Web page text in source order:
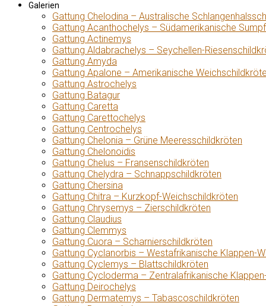
Galerien
Gattung Chelodina – Australische
Gattung Acanthochelys – Südamerikanische
Gattung Actinemys
Gattung Aldabrachelys – Seychellen-
Gattung Amyda
Gattung Apalone – Amerikanische
Gattung Astrochelys
Gattung Batagur
Gattung Caretta
Gattung Carettochelys
Gattung Centrochelys
Gattung Chelonia – Grüne Meeresschildkröten
Gattung Chelonoidis
Gattung Chelus – Fransenschildkröten
Gattung Chelydra – Schnappschildkröten
Gattung Chersina
Gattung Chitra – Kurzkopf-Weichschildkröten
Gattung Chrysemys – Zierschildkröten
Gattung Claudius
Gattung Clemmys
Gattung Cuora – Scharnierschildkröten
Gattung Cyclanorbis – Westafrikanische Klappen-
Gattung Cyclemys – Blattschildkröten
Gattung Cycloderma – Zentralafrikanische
Gattung Deirochelys
Gattung Dermatemys – Tabascoschildkröten